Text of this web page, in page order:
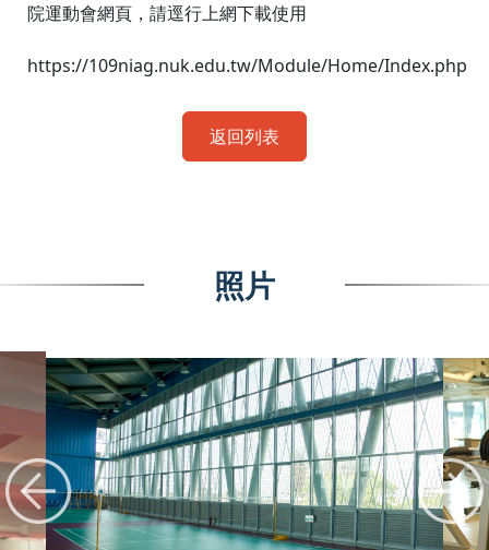
院運動會網頁，請逕行上網下載使用
https://109niag.nuk.edu.tw/Module/Home/Index.php
返回列表
照片